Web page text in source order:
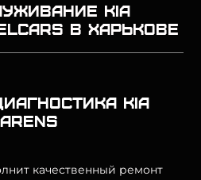
KIA
в Харькове
KIA
качественный ремонт